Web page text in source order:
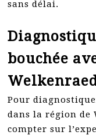
sans délai.
bouchée
Pour
dans la région de
compter sur